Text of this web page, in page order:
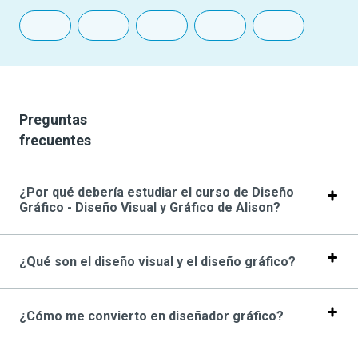
Preguntas
frecuentes
¿Por qué debería estudiar el curso de Diseño
Gráfico - Diseño Visual y Gráfico de Alison?
¿Qué son el diseño visual y el diseño gráfico?
¿Cómo me convierto en diseñador gráfico?